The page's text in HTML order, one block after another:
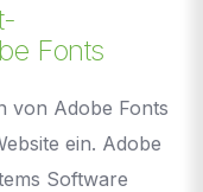
Fonts
von Adobe Fonts
ein. Adobe
Software